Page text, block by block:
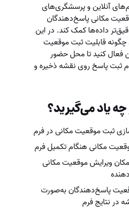
آنلاین و پرسشگری‌های
مکانی پاسخ‌دهندگان
داده‌ها کمک کند. در این
چگونه قابلیت ثبت موقعیت
فعال کنید تا محل حضور
ثبت پاسخ روی نقشه ذخیره و
یاد می‌گیرید؟
ثبت موقعیت مکانی در فرم
مکانی هنگام تکمیل فرم
ویرایش موقعیت مکانی
پاسخ‌دهندگان به‌صورت
در نتایج فرم